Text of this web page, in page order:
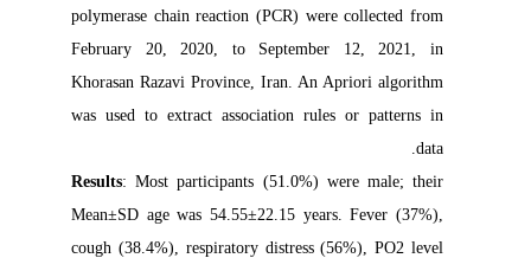
polymerase chain reaction (PCR) were collected from
February 20, 2020, to September 12, 2021, in
Khorasan Razavi Province, Iran. An Apriori algorithm
was used to extract association rules or patterns in
data.
Results: Most participants (51.0%) were male; their
Mean±SD age was 54.55±22.15 years. Fever (37%),
cough (38.4%), respiratory distress (56%), PO2 level